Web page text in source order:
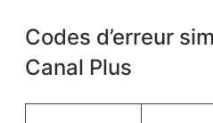
Codes d’erreur
Canal Plus